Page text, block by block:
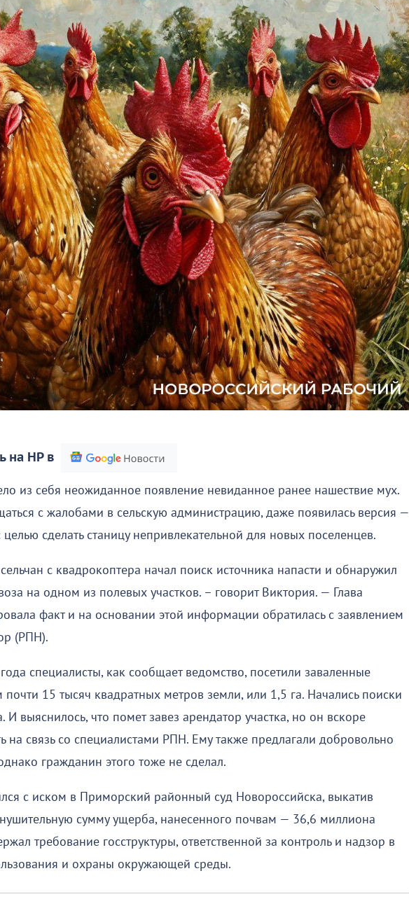
на НР в
из себя неожиданное появление невиданное ранее нашествие мух.
с жалобами в сельскую администрацию, даже появилась версия —
сделать станицу непривлекательной для новых поселенцев.
с квадрокоптера начал поиск источника напасти и обнаружил
на одном из полевых участков. – говорит Виктория. — Глава
факт и на основании этой информации обратилась с заявлением
(РПН).
специалисты, как сообщает ведомство, посетили заваленные
15 тысяч квадратных метров земли, или 1,5 га. Начались поиски
И выяснилось, что помет завез арендатор участка, но он вскоре
на связь со специалистами РПН. Ему также предлагали добровольно
гражданин этого тоже не сделал.
с иском в Приморский районный суд Новороссийска, выкатив
сумму ущерба, нанесенного почвам — 36,6 миллиона
требование госструктуры, ответственной за контроль и надзор в
и охраны окружающей среды.